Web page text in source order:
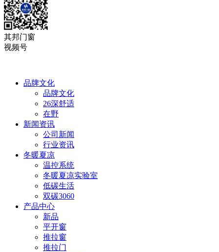
其邦门窗
视频号
品牌文化
品牌文化
26深舒适
在野
新闻资讯
公司新闻
行业资讯
冬暖夏凉
温控系统
冬暖夏凉实验室
低碳生活
双碳3060
产品中心
新品
平开窗
推拉窗
推拉门